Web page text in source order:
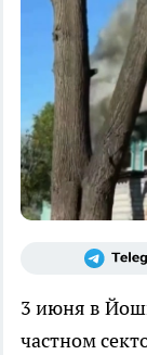
3 июня в
частном